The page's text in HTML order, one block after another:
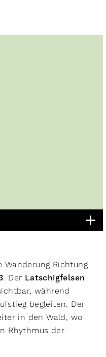
Wanderung Richtung
. Der Latschigfelsen
während
begleiten. Der
in den Wald, wo
Rhythmus der